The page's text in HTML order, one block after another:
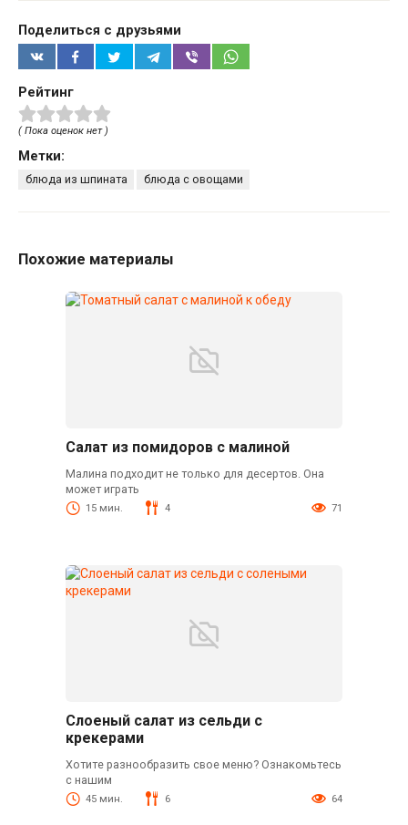
Поделиться с друзьями
Рейтинг
( Пока оценок нет )
Метки:
блюда из шпината блюда с овощами
Похожие материалы
Салат из помидоров с малиной
Малина подходит не только для десертов. Она
может играть
15 мин. 4 71
Слоеный салат из сельди с
крекерами
Хотите разнообразить свое меню? Ознакомьтесь
с нашим
45 мин. 6 64